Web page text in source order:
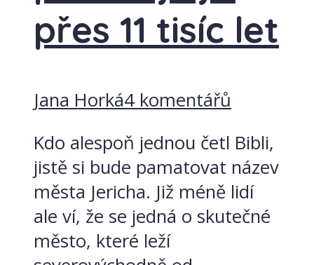
přes 11 tisíc let
Jana Horká4 komentářů
Kdo alespoň jednou četl Bibli,
jistě si bude pamatovat název
města Jericha. Již méně lidí
ale ví, že se jedná o skutečné
město, které leží